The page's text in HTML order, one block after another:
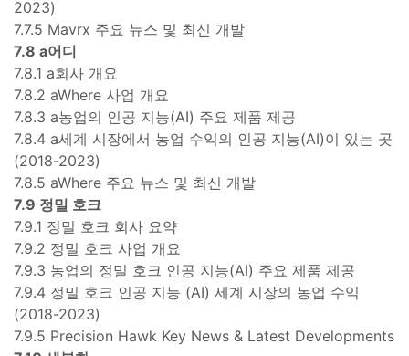
2023)
7.7.5 Mavrx 주요 뉴스 및 최신 개발
7.8 a어디
7.8.1 a회사 개요
7.8.2 aWhere 사업 개요
7.8.3 a농업의 인공 지능(AI) 주요 제품 제공
7.8.4 a세계 시장에서 농업 수익의 인공 지능(AI)이 있는 곳
(2018-2023)
7.8.5 aWhere 주요 뉴스 및 최신 개발
7.9 정밀 호크
7.9.1 정밀 호크 회사 요약
7.9.2 정밀 호크 사업 개요
7.9.3 농업의 정밀 호크 인공 지능(AI) 주요 제품 제공
7.9.4 정밀 호크 인공 지능 (AI) 세계 시장의 농업 수익
(2018-2023)
7.9.5 Precision Hawk Key News & Latest Developments